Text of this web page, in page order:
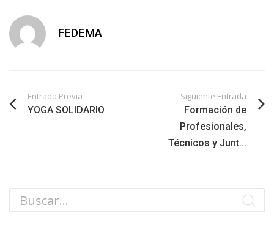
FEDEMA
Entrada Previa
YOGA SOLIDARIO
Siguiente Entrada
Formación de
Profesionales,
Técnicos y Junt...